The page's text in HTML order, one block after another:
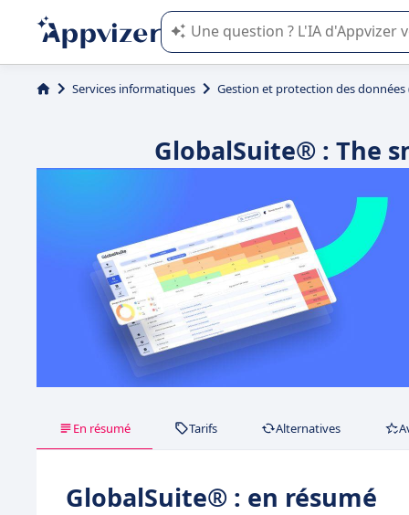
L'IA de Appvizer vous guide dans
Services informatiques Gestion et protection des données
GlobalSuite® : The
En résumé Tarifs Alternatives
GlobalSuite® : en résumé